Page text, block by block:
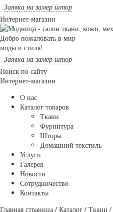
Заявка на замер штор
Интернет-магазин
Добро пожаловать в мир
моды и стиля!
Заявка на замер штор
Поиск по сайту
Интернет-магазин
О нас
Каталог товаров
Ткани
Фурнитура
Шторы
Домашний текстиль
Услуги
Галерея
Новости
Сотрудничество
Контакты
Главная страница / Каталог / Ткани /